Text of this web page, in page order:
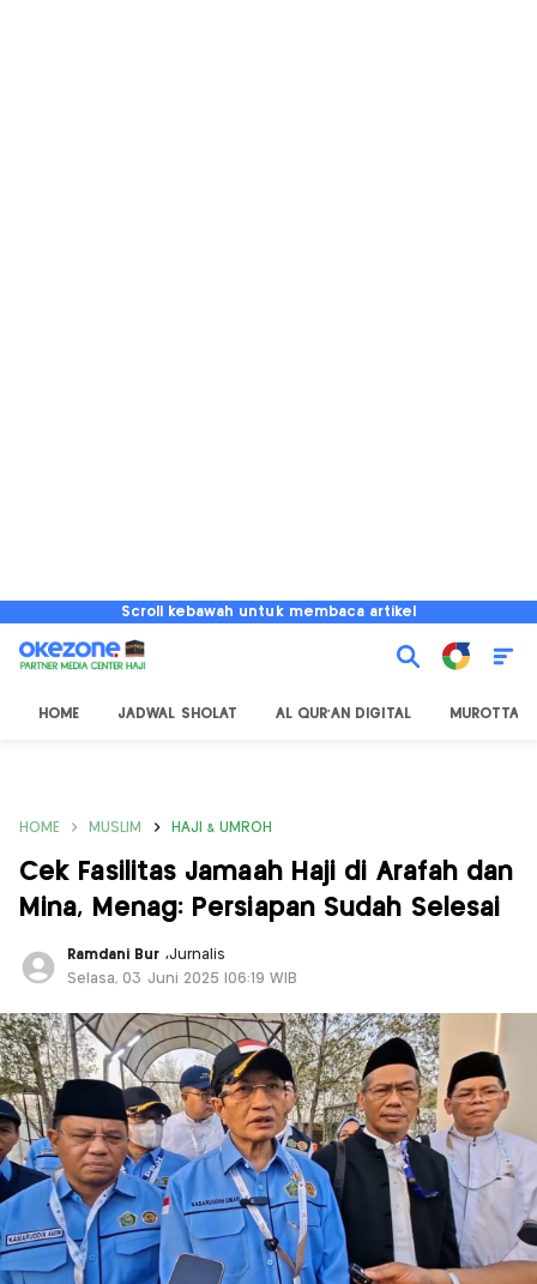
Scroll kebawah untuk membaca artikel
HOME JADWAL SHOLAT AL QUR'AN DIGITAL MUROTTAL
HOME MUSLIM HAJI & UMROH
Cek Fasilitas Jamaah Haji di Arafah dan
Mina, Menag: Persiapan Sudah Selesai
Ramdani Bur ,Jurnalis
Selasa, 03 Juni 2025 |06:19 WIB